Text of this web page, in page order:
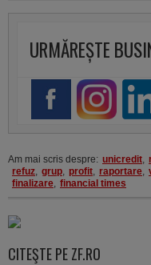
URMĂREȘTE
Am mai scris despre: unicredit,
refuz, grup, profit, raportare,
finalizare, financial times
CITEŞTE PE ZF.RO